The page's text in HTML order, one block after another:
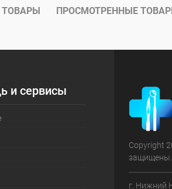
ПРОСМОТРЕННЫЕ
и сервисы
Copyright
защищены.
г. Нижний